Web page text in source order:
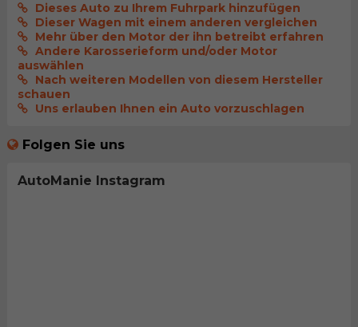
Dieses Auto zu Ihrem Fuhrpark hinzufügen
Dieser Wagen mit einem anderen vergleichen
Mehr über den Motor der ihn betreibt erfahren
Andere Karosserieform und/oder Motor
auswählen
Nach weiteren Modellen von diesem Hersteller
schauen
Uns erlauben Ihnen ein Auto vorzuschlagen
Folgen Sie uns
AutoManie Instagram